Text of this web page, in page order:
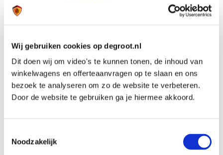
Wij gebruiken cookies op degroot.nl
Dit doen wij om video's te kunnen tonen, de inhoud van
winkelwagens en offerteaanvragen op te slaan en ons
bezoek te analyseren om zo de website te verbeteren.
Door de website te gebruiken ga je hiermee akkoord.
Noodzakelijk
Merken
Altendorf
Biesse
Casadei
Essetre
Handsaeme
Hofmann
Conditie